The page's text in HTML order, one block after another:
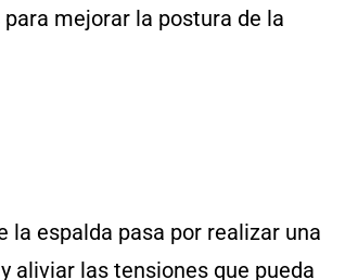
mejorar la postura de la
la espalda pasa por realizar una
aliviar las tensiones que pueda